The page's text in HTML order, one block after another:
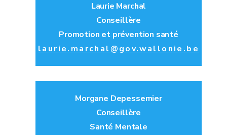
Laurie Marchal
Conseillère
Promotion et prévention santé
laurie.marchal@gov.wallonie.be
Morgane Depessemier
Conseillère
Santé Mentale